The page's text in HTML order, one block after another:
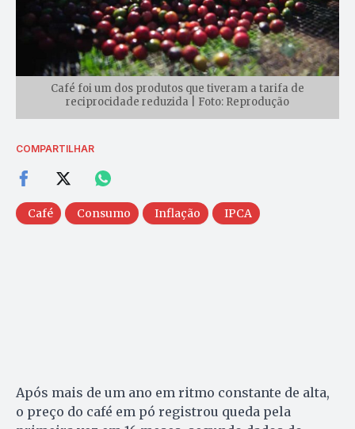
Café foi um dos produtos que tiveram a tarifa de
reciprocidade reduzida | Foto: Reprodução
COMPARTILHAR
Café Consumo Inflação IPCA
Após mais de um ano em ritmo constante de alta,
o preço do café em pó registrou queda pela